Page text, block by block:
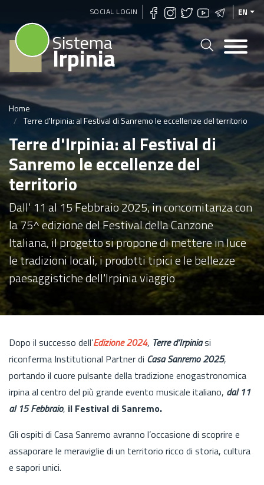
Skip
main
content
SOCIAL LOGIN EN
Sistema
Irpinia
Home
Terre d'Irpinia: al Festival di Sanremo le eccellenze del territorio
Terre d'Irpinia: al Festival di
Sanremo le eccellenze del
territorio
Dall' 11 al 15 Febbraio 2025, in concomitanza con
la 75^ edizione del Festival della Canzone
Italiana, il progetto si propone di mettere in luce
le tradizioni locali, i prodotti tipici e le bellezze
paesaggistiche dell'Irpinia viaggio
Dopo il successo dell’Edizione 2024, Terre d’Irpiniasi
riconferma Institutional Partner di Casa Sanremo 2025,
portando il cuore pulsante della tradizione enogastronomica
irpina al centro del più grande evento musicale italiano, dal 11
al 15 Febbraio, il Festival di Sanremo.
Gli ospiti di Casa Sanremo avranno l’occasione di scoprire e
assaporare le meraviglie di un territorio ricco di storia, cultura
e sapori unici.